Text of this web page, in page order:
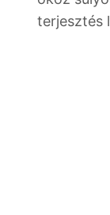
terjesztés